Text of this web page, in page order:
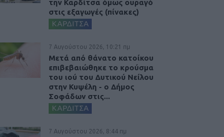
την Καρδίτσα όμως ουραγό
στις εξαγωγές (πίνακες)
ΚΑΡΔΙΤΣΑ
7 Αυγούστου 2026, 10:21 πμ
Μετά από θάνατο κατοίκου
επιβεβαιώθηκε το κρούσμα
του ιού του Δυτικού Νείλου
στην Κυψέλη - ο Δήμος
Σοφάδων στις...
ΚΑΡΔΙΤΣΑ
7 Αυγούστου 2026, 8:44 πμ